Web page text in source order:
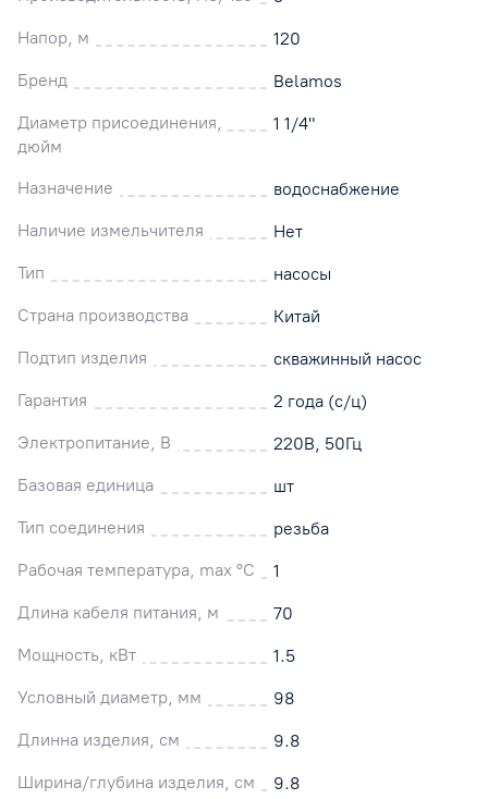
Напор, м
120
Бренд
Belamos
Диаметр присоединения,
дюйм
1 1/4"
Назначение
водоснабжение
Наличие измельчителя
Нет
Тип
насосы
Страна производства
Китай
Подтип изделия
скважинный насос
Гарантия
2 года (с/ц)
Электропитание, В
220В, 50Гц
Базовая единица
шт
Тип соединения
резьба
Рабочая температура, max °C
1
Длина кабеля питания, м
70
Мощность, кВт
1.5
Условный диаметр, мм
98
Длинна изделия, см
9.8
Ширина/глубина изделия, см
9.8